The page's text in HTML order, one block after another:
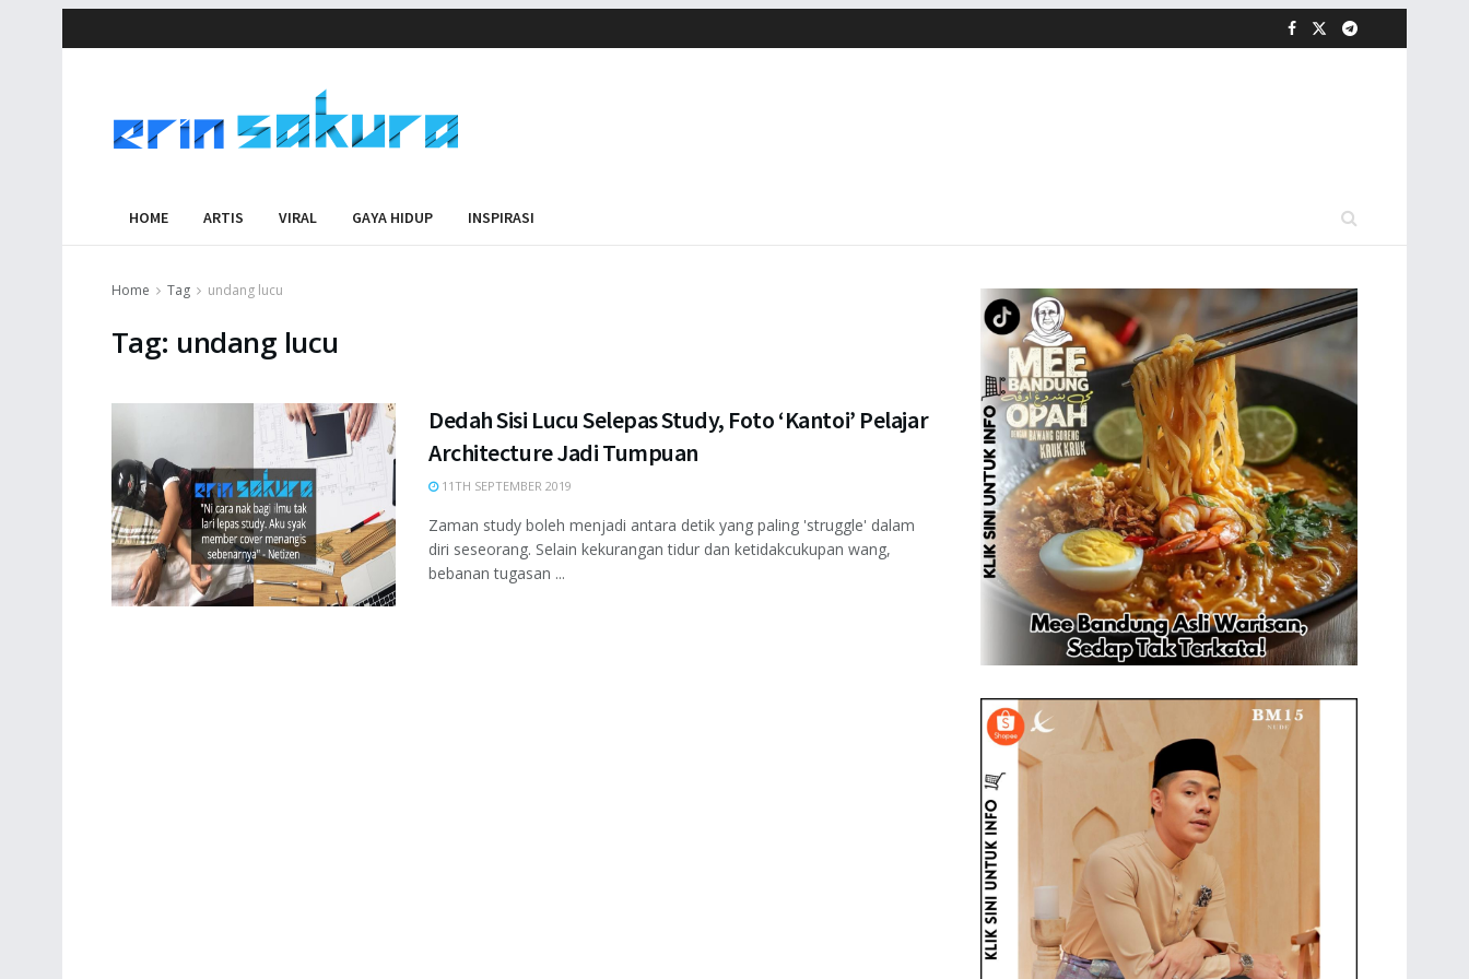
HOME ARTIS VIRAL GAYA HIDUP INSPIRASI
Home Tag undang lucu
Tag: undang lucu
Dedah Sisi Lucu Selepas Study, Foto ‘Kantoi’ Pelajar
Architecture Jadi Tumpuan
11TH SEPTEMBER 2019
Zaman study boleh menjadi antara detik yang paling 'struggle' dalam
diri seseorang. Selain kekurangan tidur dan ketidakcukupan wang,
bebanan tugasan ...